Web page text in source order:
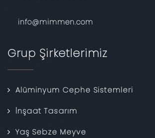
info@mimmen.com
Grup Şirketlerimiz
Alüminyum Cephe Sistemleri
İnşaat Tasarım
Yaş Sebze Meyve